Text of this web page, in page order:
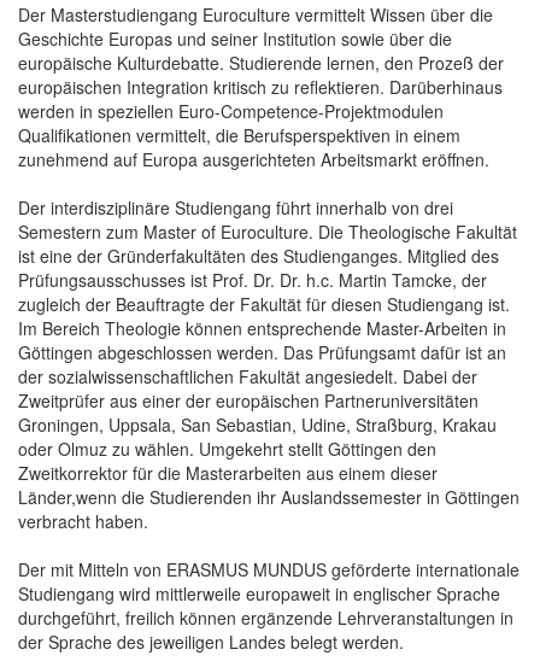
Der Masterstudiengang Euroculture vermittelt Wissen über die
Geschichte Europas und seiner Institution sowie über die
europäische Kulturdebatte. Studierende lernen, den Prozeß der
europäischen Integration kritisch zu reflektieren. Darüberhinaus
werden in speziellen Euro-Competence-Projektmodulen
Qualifikationen vermittelt, die Berufsperspektiven in einem
zunehmend auf Europa ausgerichteten Arbeitsmarkt eröffnen.
Der interdisziplinäre Studiengang führt innerhalb von drei
Semestern zum Master of Euroculture. Die Theologische Fakultät
ist eine der Gründerfakultäten des Studienganges. Mitglied des
Prüfungsausschusses ist Prof. Dr. Dr. h.c. Martin Tamcke, der
zugleich der Beauftragte der Fakultät für diesen Studiengang ist.
Im Bereich Theologie können entsprechende Master-Arbeiten in
Göttingen abgeschlossen werden. Das Prüfungsamt dafür ist an
der sozialwissenschaftlichen Fakultät angesiedelt. Dabei der
Zweitprüfer aus einer der europäischen Partneruniversitäten
Groningen, Uppsala, San Sebastian, Udine, Straßburg, Krakau
oder Olmuz zu wählen. Umgekehrt stellt Göttingen den
Zweitkorrektor für die Masterarbeiten aus einem dieser
Länder,wenn die Studierenden ihr Auslandssemester in Göttingen
verbracht haben.
Der mit Mitteln von ERASMUS MUNDUS geförderte internationale
Studiengang wird mittlerweile europaweit in englischer Sprache
durchgeführt, freilich können ergänzende Lehrveranstaltungen in
der Sprache des jeweiligen Landes belegt werden.